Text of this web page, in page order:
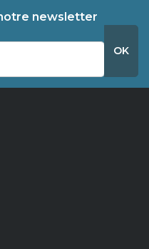
newsletter
OK